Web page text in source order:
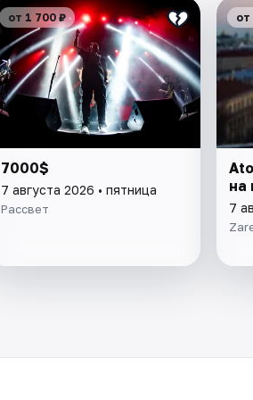
от 1 700 ₽
7000$
7 августа 2026 • пятница
Рассвет
от
на
7